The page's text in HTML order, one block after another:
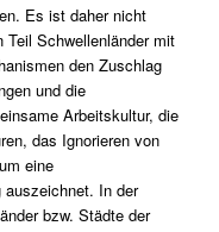
Es ist daher nicht
Teil Schwellenländer mit
den Zuschlag
und die
Arbeitskultur, die
das Ignorieren von
eine
In der
bzw. Städte der